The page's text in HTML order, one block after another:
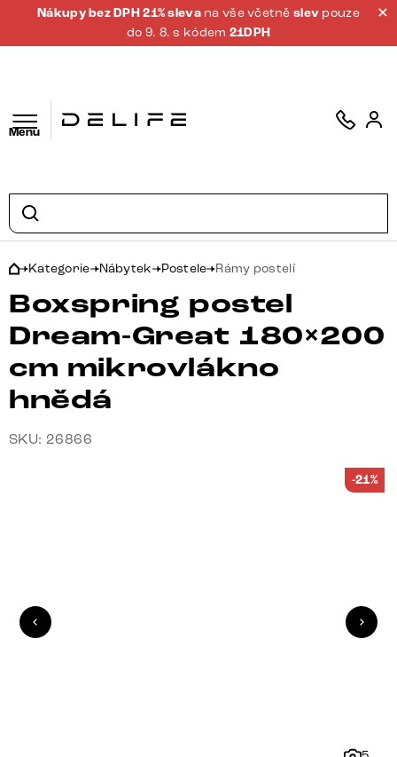
Nákupy bez DPH 21% sleva na vše včetněslev pouze
do 9. 8. s kódem 21DPH
Menu
Kategorie Nábytek Postele Rámy postelí
Boxspring postel
Dream-Great 180×200
cm mikrovlákno
hnědá
SKU: 26866
-21%